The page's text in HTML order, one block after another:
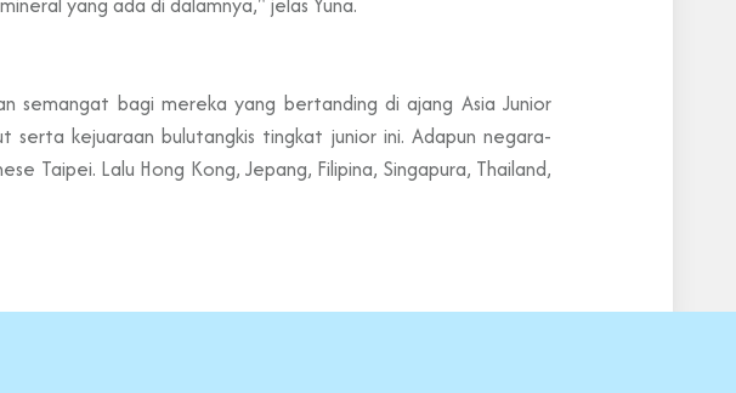
semangat bagi mereka yang bertanding di ajang Asia Junior
kejuaraan bulutangkis tingkat junior ini. Adapun negara-
Taipei. Lalu Hong Kong, Jepang, Filipina, Singapura, Thailand,